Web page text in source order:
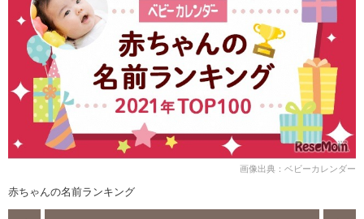
画像出典：ベビーカレンダー
赤ちゃんの名前ランキング